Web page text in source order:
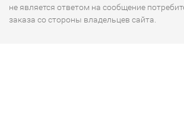
не является ответом на сообщение
заказа со стороны владельцев сайта.